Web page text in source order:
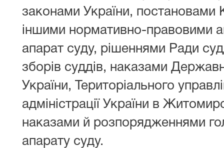
законами України, постановами
іншими нормативно-правовими
апарат суду, рішеннями Ради
зборів суддів, наказами
України, Територіального
адміністрації України в
наказами й розпорядженнями
апарату суду.